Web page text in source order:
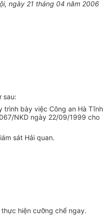
ngày 21 tháng 04 năm 2006
sau:
trình bày việc Công an Hà Tĩnh
NKD ngày 22/09/1999 cho
sát Hải quan.
hiện cưỡng chế ngay.